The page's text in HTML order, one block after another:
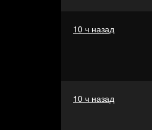
10 ч назад
10 ч назад